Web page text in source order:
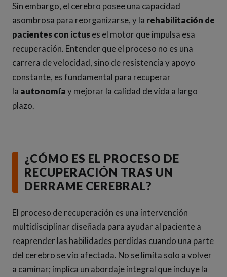
Sin embargo, el cerebro posee una capacidad
asombrosa para reorganizarse, y la rehabilitación de
pacientes con ictuses el motor que impulsa esa
recuperación. Entender que el proceso no es una
carrera de velocidad, sino de resistencia y apoyo
constante, es fundamental para recuperar
la autonomíay mejorar la calidad de vida a largo
plazo.
¿CÓMO ES EL PROCESO DE
RECUPERACIÓN TRAS UN
DERRAME CEREBRAL?
El proceso de recuperación es una intervención
multidisciplinar diseñada para ayudar al paciente a
reaprender las habilidades perdidas cuando una parte
del cerebro se vio afectada. No se limita solo a volver
a caminar; implica un abordaje integral que incluye la